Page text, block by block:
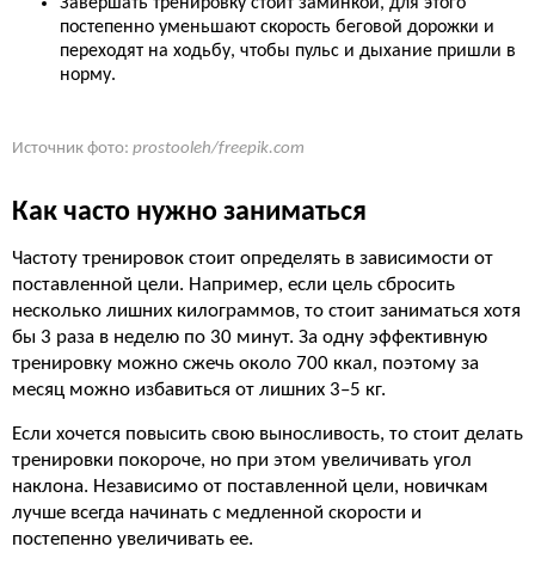
постепенно уменьшают скорость беговой дорожки и
переходят на ходьбу, чтобы пульс и дыхание пришли в
норму.
Источник фото: prostooleh/freepik.com
Как часто нужно заниматься
Частоту тренировок стоит определять в зависимости от
поставленной цели. Например, если цель сбросить
несколько лишних килограммов, то стоит заниматься хотя
бы 3 раза в неделю по 30 минут. За одну эффективную
тренировку можно сжечь около 700 ккал, поэтому за
месяц можно избавиться от лишних 3–5 кг.
Если хочется повысить свою выносливость, то стоит делать
тренировки покороче, но при этом увеличивать угол
наклона. Независимо от поставленной цели, новичкам
лучше всегда начинать с медленной скорости и
постепенно увеличивать ее.